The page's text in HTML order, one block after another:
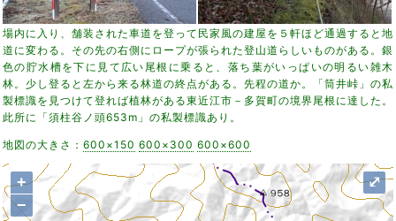
場内に入り、舗装された車道を登って民家風の建屋を５軒ほど通過すると地
道に変わる。その先の右側にロープが張られた登山道らしいものがある。銀
色の貯水槽を下に見て広い尾根に乗ると、落ち葉がいっぱいの明るい雑木
林。少し登ると左から来る林道の終点がある。先程の道か。「筒井峠」の私
製標識を見つけて登れば植林がある東近江市－多賀町の境界尾根に達した。
此所に「須柱谷ノ頭653m」の私製標識あり。
地図の大きさ： 600×150 600×300 600×600
+
−
⤢